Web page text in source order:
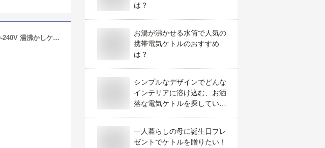
＼★期間限定300円OFF★／電気ケトル ポータブル 550ml大容量 海外対応 電圧100-240V 湯沸かしケトル 小型 6段階温度調節 保温機能 トラベルケトル 二重構造 旅行 一人用 プレゼント ギフト 防災グッズ アウトドア コンパクト 電気ポット 育児グッズ 持ち運び
は？
お湯が沸かせる水筒で人気の
携帯電気ケトルのおすすめ
は？
シンプルなデザインでどんな
インテリアに溶け込む、お洒
落な電気ケトルを探していま
一人暮らしの母に誕生日プレ
ゼントでケトルを贈りたい！